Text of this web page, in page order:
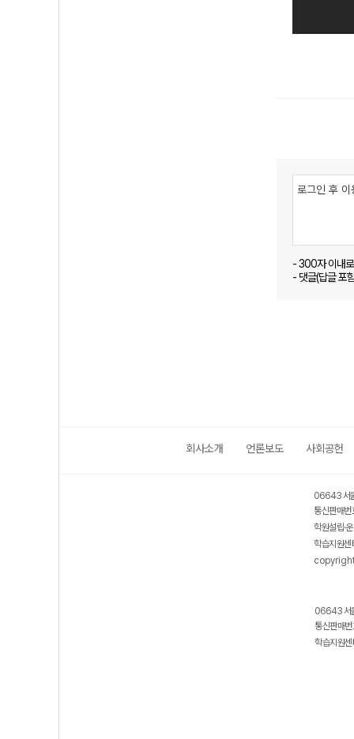
- 300자 이내
- 댓글(답글 포
회사소개 언론보도 사회공헌
06643 서
통신판매
학원설립·
학습지원
06643 서
통신판매
학습지원